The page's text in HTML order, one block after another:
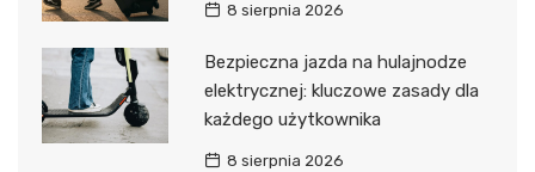
8 sierpnia 2026
Bezpieczna jazda na hulajnodze
elektrycznej: kluczowe zasady dla
każdego użytkownika
8 sierpnia 2026